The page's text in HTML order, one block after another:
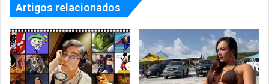
Artigos relacionados